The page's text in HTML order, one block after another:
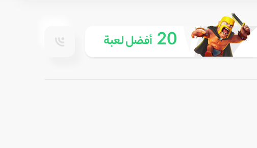
20 أفضل لعبة